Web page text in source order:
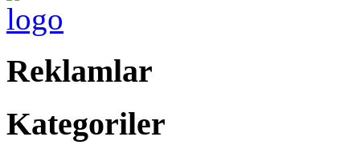
Reklamlar
Kategoriler